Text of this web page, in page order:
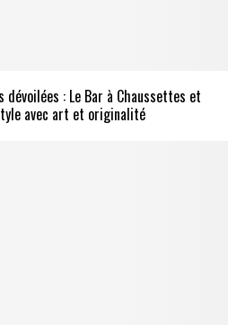
dévoilées : Le Bar à Chaussettes et
avec art et originalité